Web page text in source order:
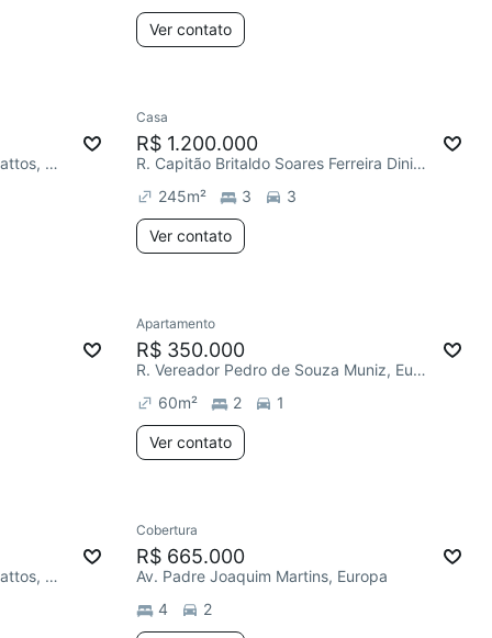
Ver contato
R. Vereador Gonçalo Braz de Mattos, Europa
Casa
R$ 1.200.000
R. Capitão Britaldo Soares Ferreira Diniz, Europa
245m² 3 3
Ver contato
Apartamento
R$ 350.000
R. Vereador Pedro de Souza Muniz, Europa
60m² 2 1
Ver contato
R. Vereador Gonçalo Braz de Mattos, Europa
Cobertura
R$ 665.000
Av. Padre Joaquim Martins, Europa
4
2